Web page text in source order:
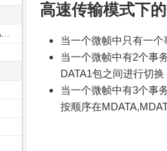
USB2.0 数据包DATA0,DATA1,DATA2
高速传输模式下
当一个微帧中只有一
当一个微帧中有2个事
DATA1包之间进行切
当一个微帧中有3个事
按顺序在